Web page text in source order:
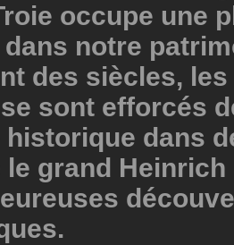
occupe une
notre
des siècles,
sont efforcés
dans
le grand